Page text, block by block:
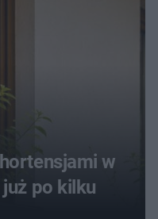
w
po kilku